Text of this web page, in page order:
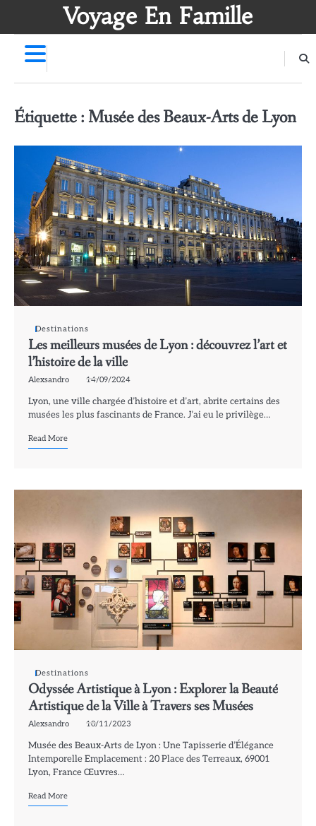
Voyage En Famille
Étiquette : Musée des Beaux-Arts de Lyon
Destinations
Les meilleurs musées de Lyon : découvrez l’art et
l’histoire de la ville
Alexsandro 14/09/2024
Lyon, une ville chargée d’histoire et d’art, abrite certains des
musées les plus fascinants de France. J’ai eu le privilège…
Read More
Destinations
Odyssée Artistique à Lyon : Explorer la Beauté
Artistique de la Ville à Travers ses Musées
Alexsandro 10/11/2023
Musée des Beaux-Arts de Lyon : Une Tapisserie d’Élégance
Intemporelle Emplacement : 20 Place des Terreaux, 69001
Lyon, France Œuvres…
Read More